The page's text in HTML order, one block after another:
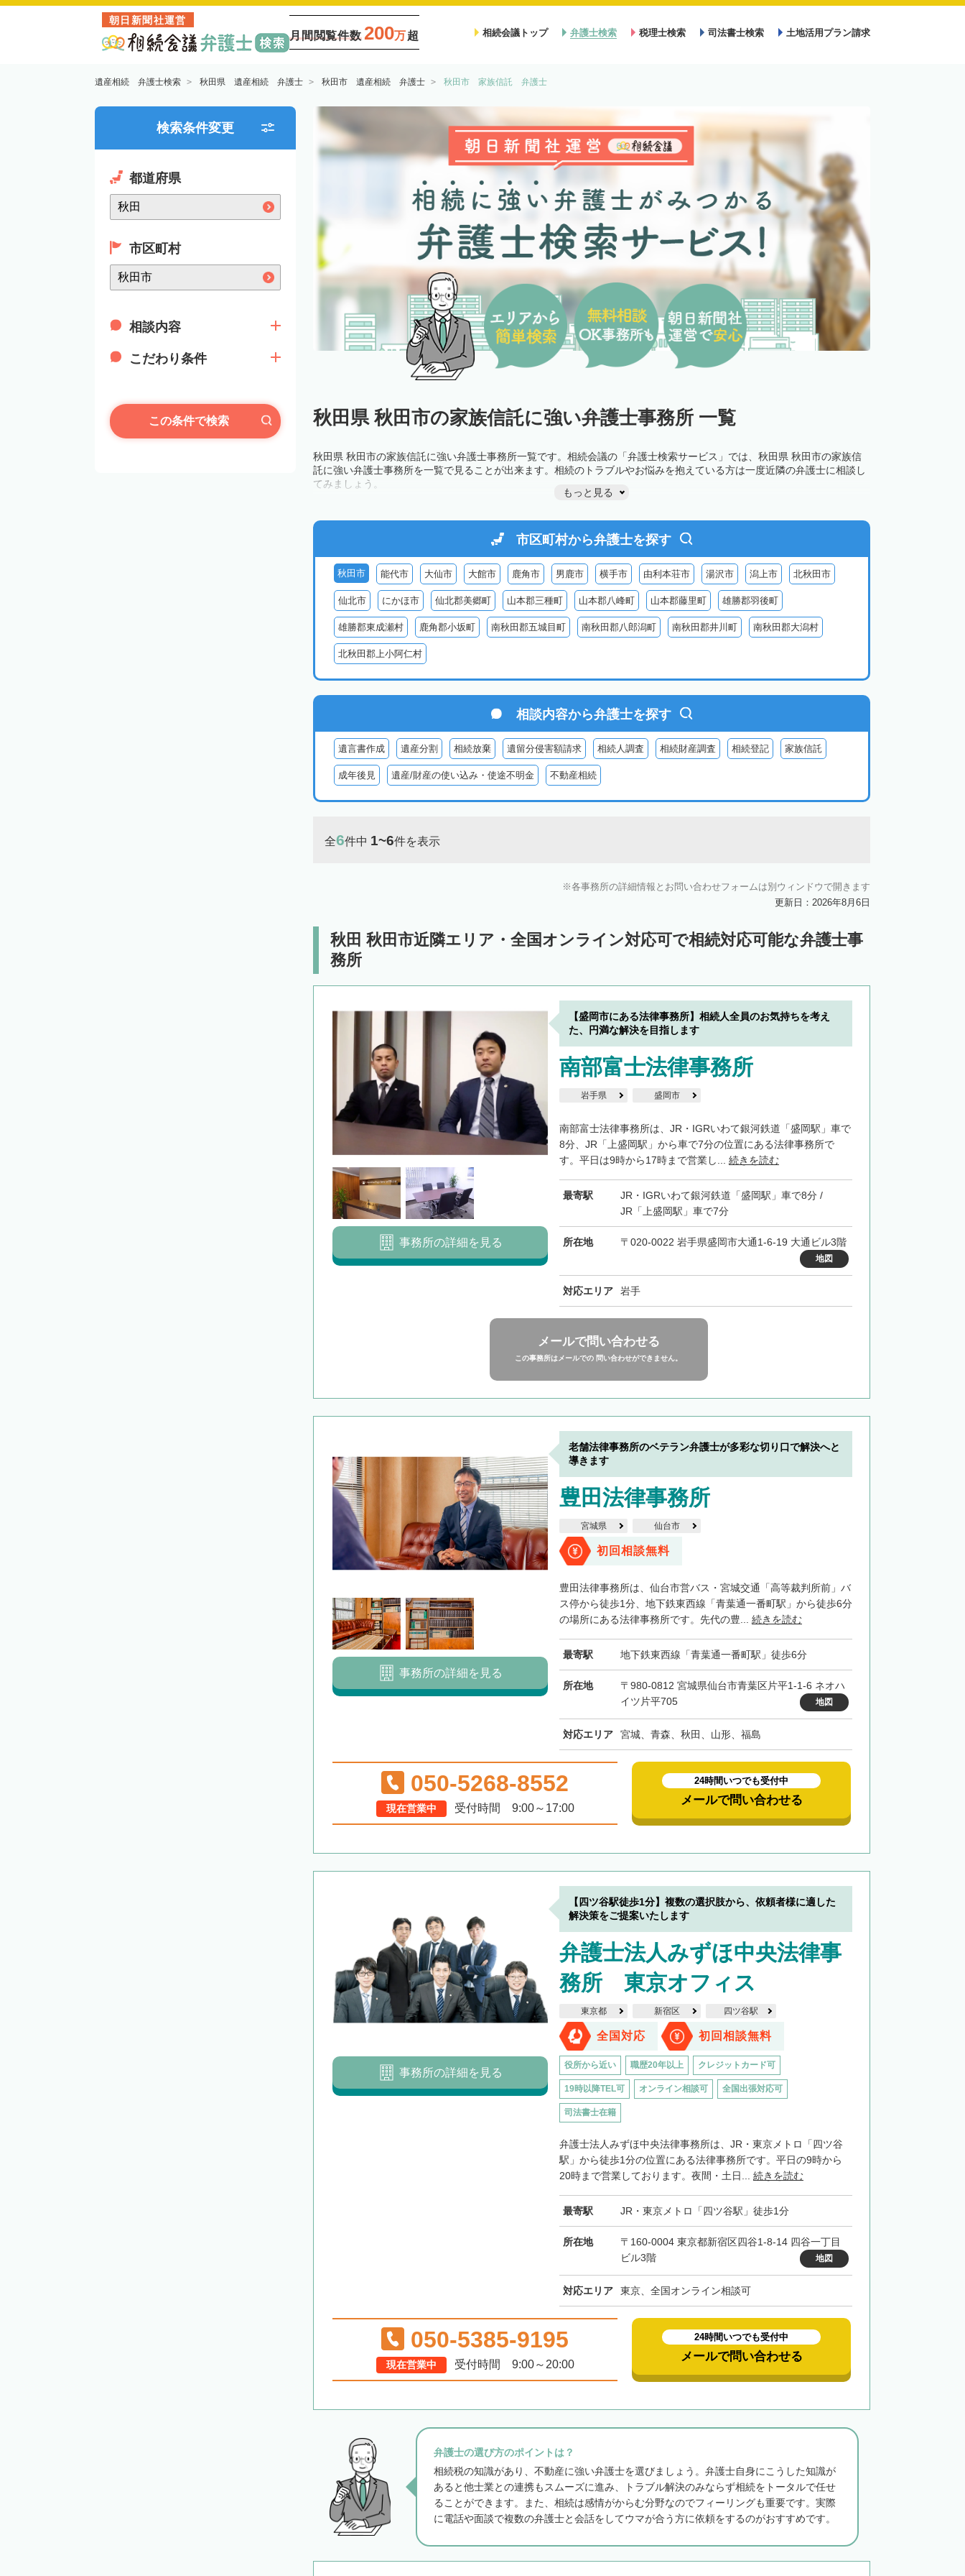
朝日新聞社運営
月間閲覧件数 200万超 相続会議トップ 弁護士検索 税理士検索 司法書士検索 土地活用プラン請求
遺産相続 弁護士検索 秋田県 遺産相続 弁護士 秋田市 遺産相続 弁護士 秋田市 家族信託 弁護士
検索条件変更
都道府県
市区町村
相談内容
こだわり条件
この条件で検索 秋田県 秋田市の家族信託に強い弁護士事務所 一覧
秋田県 秋田市の家族信託に強い弁護士事務所一覧です。相続会議の「弁護士検索サービス」では、秋田県 秋田市の家族信
託に強い弁護士事務所を一覧で見ることが出来ます。相続のトラブルやお悩みを抱えている方は一度近隣の弁護士に相談し
てみましょう。
もっと見る
市区町村から弁護士を探す
秋田市 能代市 大仙市 大館市 鹿角市 男鹿市 横手市 由利本荘市 湯沢市 潟上市 北秋田市
仙北市 にかほ市 仙北郡美郷町 山本郡三種町 山本郡八峰町 山本郡藤里町 雄勝郡羽後町
雄勝郡東成瀬村 鹿角郡小坂町 南秋田郡五城目町 南秋田郡八郎潟町 南秋田郡井川町 南秋田郡大潟村
北秋田郡上小阿仁村
相談内容から弁護士を探す
遺言書作成 遺産分割 相続放棄 遺留分侵害額請求 相続人調査 相続財産調査 相続登記 家族信託
成年後見 遺産/財産の使い込み・使途不明金 不動産相続
全6件中 1~6件を表示
各事務所の詳細情報とお問い合わせフォームは別ウィンドウで開きます
更新日：2026年8月6日
秋田 秋田市近隣エリア・全国オンライン対応可で相続対応可能な弁護士事
務所
【盛岡市にある法律事務所】相続人全員のお気持ちを考え
た、円満な解決を目指します
南部富士法律事務所
岩手県 盛岡市
南部富士法律事務所は、JR・IGRいわて銀河鉄道「盛岡駅」車で
8分、JR「上盛岡駅」から車で7分の位置にある法律事務所で
す。平日は9時から17時まで営業し... 続きを読む
最寄駅
JR・IGRいわて銀河鉄道「盛岡駅」車で8分 /
JR「上盛岡駅」車で7分
所在地 〒020-0022 岩手県盛岡市大通1-6-19 大通ビル3階
地図
対応エリア 岩手
事務所の詳細を見る
メールで問い合わせる
この事務所はメールでの 問い合わせができません。
老舗法律事務所のベテラン弁護士が多彩な切り口で解決へと
導きます
豊田法律事務所
宮城県 仙台市
初回相談無料
豊田法律事務所は、仙台市営バス・宮城交通「高等裁判所前」バ
ス停から徒歩1分、地下鉄東西線「青葉通一番町駅」から徒歩6分
の場所にある法律事務所です。先代の豊... 続きを読む
最寄駅 地下鉄東西線「青葉通一番町駅」徒歩6分
所在地
〒980-0812 宮城県仙台市青葉区片平1-1-6 ネオハ
イツ片平705
地図
対応エリア 宮城、青森、秋田、山形、福島
事務所の詳細を見る
050-5268-8552
現在営業中 受付時間 9:00～17:00
24時間いつでも受付中
メールで問い合わせる
【四ツ谷駅徒歩1分】複数の選択肢から、依頼者様に適した
解決策をご提案いたします
弁護士法人みずほ中央法律事
務所 東京オフィス
東京都 新宿区 四ツ谷駅
全国対応 初回相談無料
役所から近い 職歴20年以上 クレジットカード可
19時以降TEL可 オンライン相談可 全国出張対応可
司法書士在籍
弁護士法人みずほ中央法律事務所は、JR・東京メトロ「四ツ谷
駅」から徒歩1分の位置にある法律事務所です。平日の9時から
20時まで営業しております。夜間・土日... 続きを読む
最寄駅 JR・東京メトロ「四ツ谷駅」徒歩1分
所在地
〒160-0004 東京都新宿区四谷1-8-14 四谷一丁目
ビル3階
地図
対応エリア 東京、全国オンライン相談可
事務所の詳細を見る
050-5385-9195
現在営業中 受付時間 9:00～20:00
24時間いつでも受付中
メールで問い合わせる
弁護士の選び方のポイントは？
相続税の知識があり、不動産に強い弁護士を選びましょう。弁護士自身にこうした知識が
あると他士業との連携もスムーズに進み、トラブル解決のみならず相続をトータルで任せ
ることができます。また、相続は感情がからむ分野なのでフィーリングも重要です。実際
に電話や面談で複数の弁護士と会話をしてウマが合う方に依頼をするのがおすすめです。